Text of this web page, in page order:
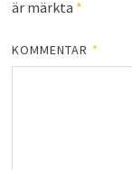
är märkta *
KOMMENTAR *